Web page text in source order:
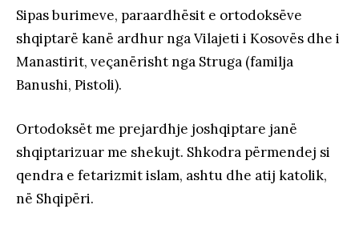
Sipas burimeve, paraardhësit e ortodoksëve
shqiptarë kanë ardhur nga Vilajeti i Kosovës dhe i
Manastirit, veçanërisht nga Struga (familja
Banushi, Pistoli).
Ortodoksët me prejardhje joshqiptare janë
shqiptarizuar me shekujt. Shkodra përmendej si
qendra e fetarizmit islam, ashtu dhe atij katolik,
në Shqipëri.